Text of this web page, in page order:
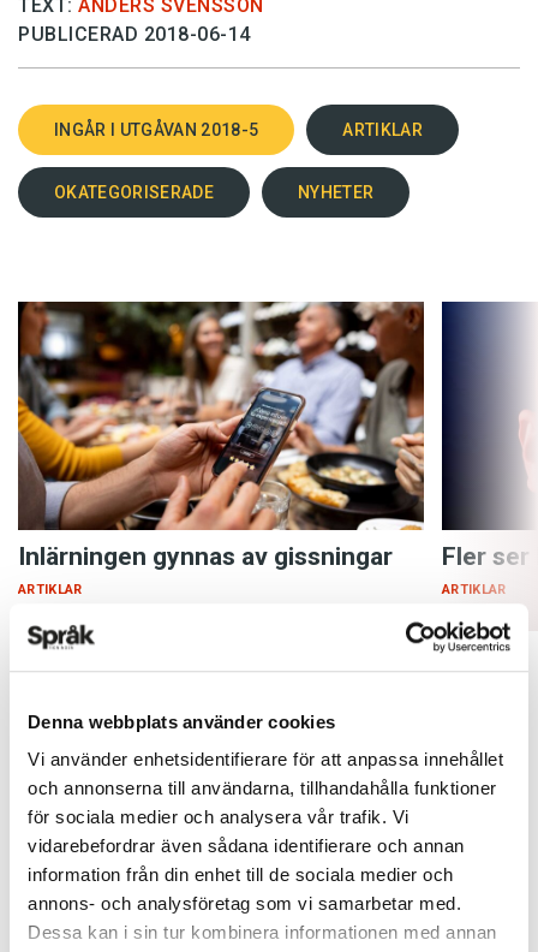
Denna webbplats använder cookies
Vi använder enhetsidentifierare för att anpassa innehållet
och annonserna till användarna, tillhandahålla funktioner
för sociala medier och analysera vår trafik. Vi
vidarebefordrar även sådana identifierare och annan
information från din enhet till de sociala medier och
annons- och analysföretag som vi samarbetar med.
Dessa kan i sin tur kombinera informationen med annan
TEXT: ANDERS SVENSSON
PUBLICERAD 2018-06-14
INGÅR I UTGÅVAN 2018-5 ARTIKLAR
OKATEGORISERADE NYHETER
Inlärningen gynnas av gissningar
ARTIKLAR
Fler
ARTIKLAR